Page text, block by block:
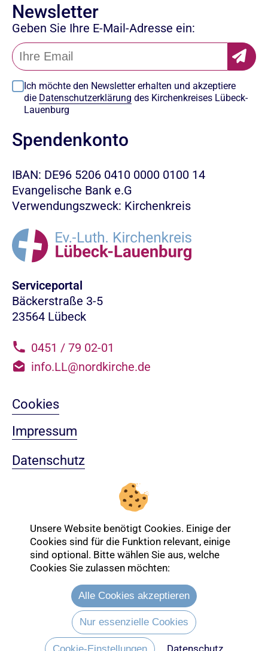
Newsletter
Geben Sie Ihre E-Mail-Adresse ein:
Ich möchte den Newsletter erhalten und akzeptiere
die Datenschutzerklärung des Kirchenkreises Lübeck-
Lauenburg
Spendenkonto
IBAN: DE96 5206 0410 0000 0100 14
Evangelische Bank e.G
Verwendungszweck: Kirchenkreis
Serviceportal
Bäckerstraße 3-5
23564 Lübeck
0451 / 79 02-01
info.LL@nordkirche.de
Cookies
Impressum
Datenschutz
Nach oben
Login-Bereich
Unsere Website benötigt Cookies. Einige der
Cookies sind für die Funktion relevant, einige
sind optional. Bitte wählen Sie aus, welche
Cookies Sie zulassen möchten:
Alle Cookies akzeptieren
Nur essenzielle Cookies
Datenschutz